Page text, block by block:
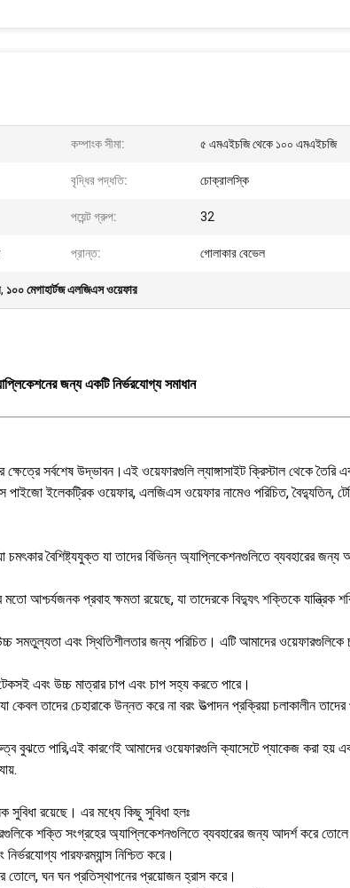
কম্পাংক সীমা: ৫ এমএইচজি থেকে ১০০ এমএইচজি
বৃদ্ধির পদ্ধতি: চোক্রালস্কি
পয়েন্ট গ্রুপ: 32
প্রান্ত: গোলাকার বেভেল
, ১০০ মেগাহার্টজ এলজিএস ওয়েফার
জন্য একটি নির্ভরযোগ্য সমাধান
সর্বশেষ উদ্ভাবন।এই ওয়েফারগুলি ল্যাঙ্গাসাইট ক্রিস্টাল থেকে তৈরি
ইলেকট্রিক ওয়েফার, এলজিএস ওয়েফার নামেও পরিচিত, বৈদ্যুতিন,
বৈশিষ্ট্যযুক্ত যা তাদের বিভিন্ন অ্যাপ্লিকেশনগুলিতে ব্যবহারের জন্য
আশ্চর্যজনক প্রবাহ ক্ষমতা রয়েছে, যা তাদেরকে বিদ্যুৎ শক্তিকে যান্ত্রিক
সমতুল্যতা এবং স্থিতিশীলতার জন্য পরিচিত। এটি আমাদের
এবং উচ্চ মাত্রার চাপ এবং চাপ সহ্য করতে পারে।
তাদের চেহারাকে উন্নত করে না বরং উত্পাদন প্রক্রিয়া চলাকালীন তাদের
বুঝতে পারি,এই কারণেই আমাদের ওয়েফারগুলি ক্যাসেটে প্যাকেজ করা হয়
রয়েছে। এর মধ্যে কিছু সুবিধা হলঃ
শক্তি সংগ্রহের অ্যাপ্লিকেশনগুলিতে ব্যবহারের জন্য আদর্শ করে
পারফরম্যান্স নিশ্চিত করে।
তোলে, ঘন ঘন প্রতিস্থাপনের প্রয়োজন হ্রাস করে।